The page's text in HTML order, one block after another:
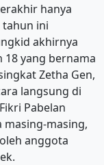
hanya
tahun ini
akhirnya
yang bernama
Zetha Gen,
langsung di
Pabelan
masing,
anggota